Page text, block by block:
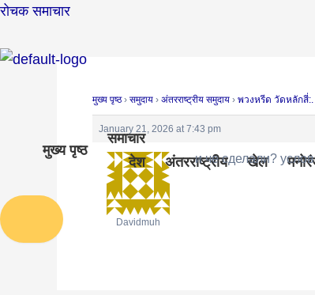
Skip
content
रोचक समाचार
मुख्य पृष्ठ
समाचार
देश
अंतरराष्ट्रीय खेल
Humberger Toggle Menu
मुख्य पृष्ठ › समुदाय › अंतरराष्ट्रीय समुदाय › พวงหรีด วัดหลักสี่:.
January 21, 2026 at 7:43 pm
Davidmuh
и че сделали?
Post